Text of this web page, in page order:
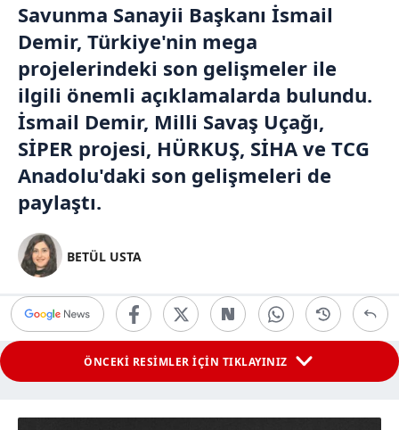
Savunma Sanayii Başkanı İsmail
Demir, Türkiye'nin mega
projelerindeki son gelişmeler ile
ilgili önemli açıklamalarda bulundu.
İsmail Demir, Milli Savaş Uçağı,
SİPER projesi, HÜRKUŞ, SİHA ve TCG
Anadolu'daki son gelişmeleri de
paylaştı.
BETÜL USTA
ÖNCEKİ RESİMLER İÇİN TIKLAYINIZ